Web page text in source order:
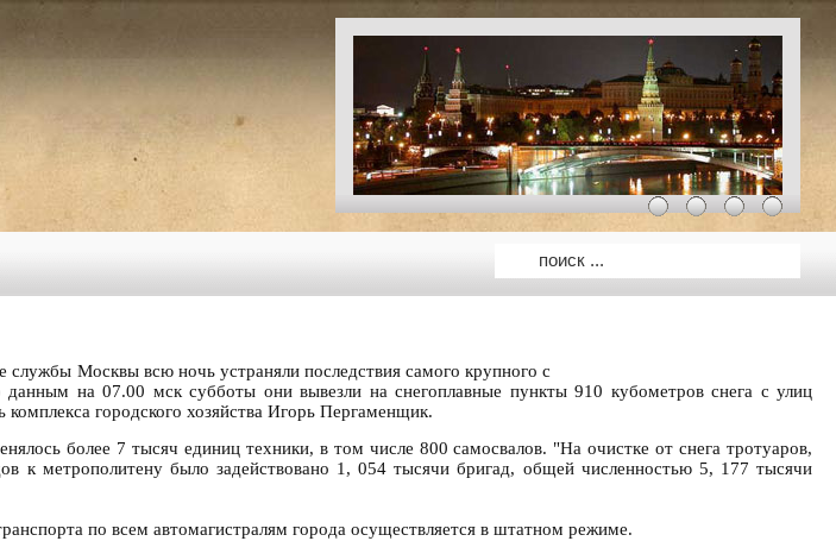
Москвы всю ночь устраняли последствия самого крупного с
данным на 07.00 мск субботы они вывезли на снегоплавные пункты 910 кубометров снега с улиц
городского хозяйства Игорь Пергаменщик.
более 7 тысяч единиц техники, в том числе 800 самосвалов. "На очистке от снега тротуаров,
к метрополитену было задействовано 1, 054 тысячи бригад, общей численностью 5, 177 тысячи
по всем автомагистралям города осуществляется в штатном режиме.